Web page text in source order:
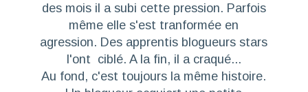
des mois il a subi cette pression. Parfois
même elle s'est tranformée en
agression. Des apprentis blogueurs stars
l'ont ciblé. A la fin, il a craqué...
Au fond, c'est toujours la même histoire.